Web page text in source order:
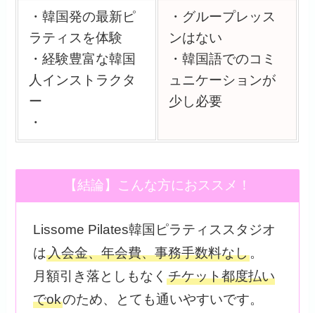
・韓国発の最新ピ
ラティスを体験
・経験豊富な韓国
人インストラクタ
ー
・
・グループレッス
ンはない
・韓国語でのコミ
ュニケーションが
少し必要
【結論】こんな方におススメ！
Lissome Pilates韓国ピラティススタジオ
は入会金、年会費、事務手数料なし。
月額引き落としもなく チケット都度払い
でokのため、とても通いやすいです。